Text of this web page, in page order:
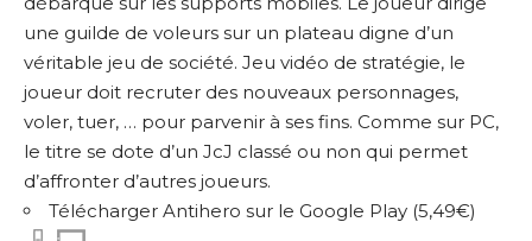
une guilde de voleurs sur un plateau digne d’un
véritable jeu de société. Jeu vidéo de stratégie, le
joueur doit recruter des nouveaux personnages,
voler, tuer, … pour parvenir à ses fins. Comme sur PC,
le titre se dote d’un JcJ classé ou non qui permet
d’affronter d’autres joueurs.
Télécharger Antihero sur le Google Play (5,49€)